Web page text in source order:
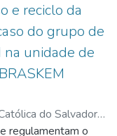
e reciclo da
do grupo de
na unidade de
do Salvador,
Carvalho dos;
regulamentam o